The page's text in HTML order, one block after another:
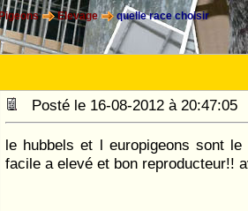
Elevage quelle race choisir
Posté le 16-08-2012 à
le hubbels et l europigeons sont le
facile a elevé et bon reproducteur!!